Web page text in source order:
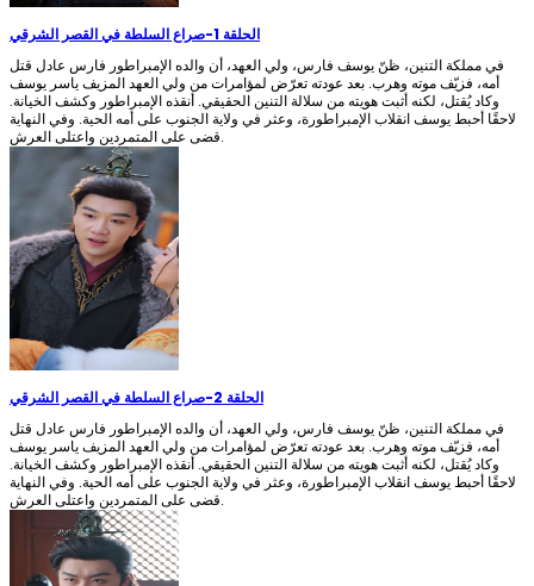
الحلقة 1 -صراع السلطة في القصر الشرقي
في مملكة التنين، ظنّ يوسف فارس، ولي العهد، أن والده الإمبراطور فارس عادل قتل
أمه، فزيّف موته وهرب. بعد عودته تعرّض لمؤامرات من ولي العهد المزيف ياسر يوسف
وكاد يُقتل، لكنه أثبت هويته من سلالة التنين الحقيقي. أنقذه الإمبراطور وكشف الخيانة.
لاحقًا أحبط يوسف انقلاب الإمبراطورة، وعثر في ولاية الجنوب على أمه الحية. وفي النهاية
قضى على المتمردين واعتلى العرش.
الحلقة 2 -صراع السلطة في القصر الشرقي
في مملكة التنين، ظنّ يوسف فارس، ولي العهد، أن والده الإمبراطور فارس عادل قتل
أمه، فزيّف موته وهرب. بعد عودته تعرّض لمؤامرات من ولي العهد المزيف ياسر يوسف
وكاد يُقتل، لكنه أثبت هويته من سلالة التنين الحقيقي. أنقذه الإمبراطور وكشف الخيانة.
لاحقًا أحبط يوسف انقلاب الإمبراطورة، وعثر في ولاية الجنوب على أمه الحية. وفي النهاية
قضى على المتمردين واعتلى العرش.